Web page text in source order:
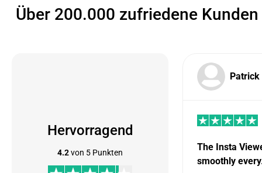
Über 200.000 zufriedene
Hervorragend
4.2von 5 Punkten
Patrick
The Insta
smoothly